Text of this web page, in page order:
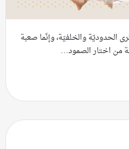
الحدوديّة والخلفيّة، وإنّما صعبة
من اختار الصمود…